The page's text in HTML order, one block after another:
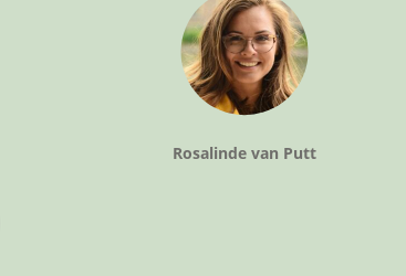
Rosalinde van Putt